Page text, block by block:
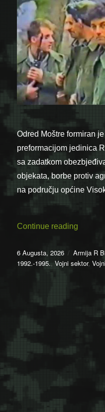
Odred Moštre formiran
preformacijom jedinica
sa zadatkom
objekata, borbe protiv
na području općine
Continue reading
Posted
on
6 Augusta, 2026 Categories
Armija R
1992.-1995.,Vojni sektor,